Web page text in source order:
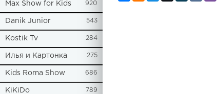
Max Show for Kids 920
Danik Junior 543
Kostik Tv 284
Илья и Картонка 275
Kids Roma Show 686
KiKiDo 789